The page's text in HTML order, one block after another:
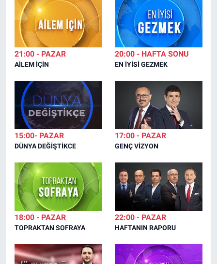
21:00 - PAZAR
AİLEM İÇİN
20:00 - HAFTA SONU
EN İYİSİ GEZMEK
15:00- PAZAR
DÜNYA DEĞİŞTİKCE
17:00 - PAZAR
GENÇ VİZYON
18:00 - PAZAR
TOPRAKTAN SOFRAYA
22:00 - PAZAR
HAFTANIN RAPORU